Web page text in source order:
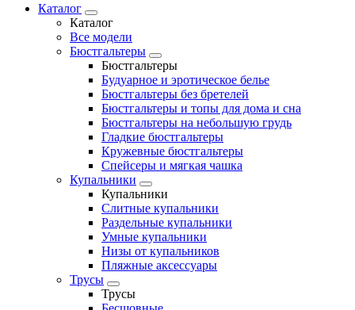
Каталог
Каталог
Все модели
Бюстгальтеры
Бюстгальтеры
Будуарное и эротическое белье
Бюстгальтеры без бретелей
Бюстгальтеры и топы для дома и сна
Бюстгальтеры на небольшую грудь
Гладкие бюстгальтеры
Кружевные бюстгальтеры
Спейсеры и мягкая чашка
Купальники
Купальники
Слитные купальники
Раздельные купальники
Умные купальники
Низы от купальников
Пляжные аксессуары
Трусы
Трусы